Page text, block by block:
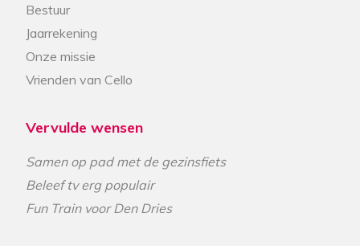
Bestuur
Jaarrekening
Onze missie
Vrienden van Cello
Vervulde wensen
Samen op pad met de gezinsfiets
Beleef tv erg populair
Fun Train voor Den Dries